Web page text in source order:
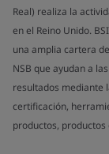
Real) realiza la
en el Reino Unido.
una amplia cartera
NSB que ayudan a
resultados mediante
certificación,
productos,